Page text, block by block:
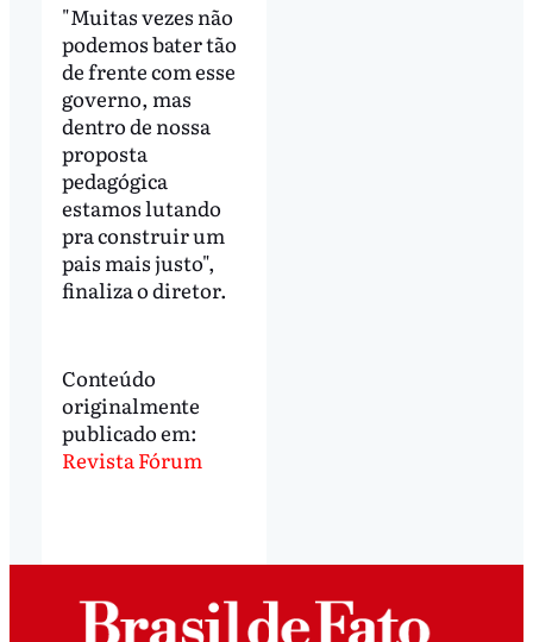
"Muitas vezes não
podemos bater tão
de frente com esse
governo, mas
dentro de nossa
proposta
pedagógica
estamos lutando
pra construir um
pais mais justo",
finaliza o diretor.
Conteúdo
originalmente
publicado em:
Revista Fórum